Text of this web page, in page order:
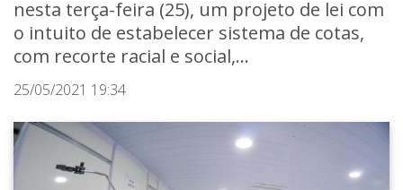
nesta terça-feira (25), um projeto de lei com
o intuito de estabelecer sistema de cotas,
com recorte racial e social,...
25/05/2021 19:34